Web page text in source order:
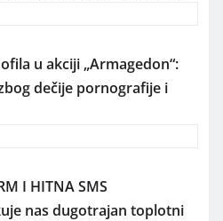
u akciji „Armagedon“:
dečije pornografije i
I HITNA SMS
nas dugotrajan toplotni